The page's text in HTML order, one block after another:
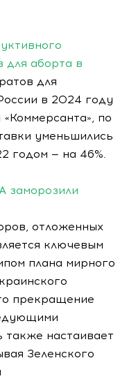
для аборта в
для
в 2024 году
по
уменьшились
годом — на 46%.
заморозили
отложенных
ключевым
плана мирного
прекращение
также настаивает
Зеленского